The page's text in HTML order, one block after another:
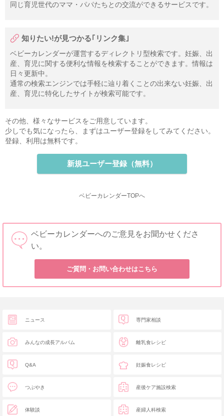
同じ育児世代のママ・パパたちとの交流ができるサービスです。
知りたい!が見つかる｢リンク集｣
ベビーカレンダーが運営するディレクトリ型検索です。妊娠、出
産、育児に関する便利な情報を検索することができます。情報は
日々更新中。
通常の検索エンジンでは手軽に辿り着くことの出来ない妊娠、出
産、育児に特化したサイトが検索可能です。
その他、様々なサービスをご用意しています。
少しでも気になったら、まずはユーザー登録をしてみてください。
登録、利用は無料です。
新規ユーザー登録（無料）
ベビーカレンダーTOPへ
ベビーカレンダーへのご意見をお聞かせくださ
い。
ご質問・お問い合わせはこちら
ニュース
みんなの成長アルバム
Q&A
つぶやき
体験談
専門家相談
離乳食レシピ
妊娠食レシピ
産後ケア施設検索
産婦人科検索